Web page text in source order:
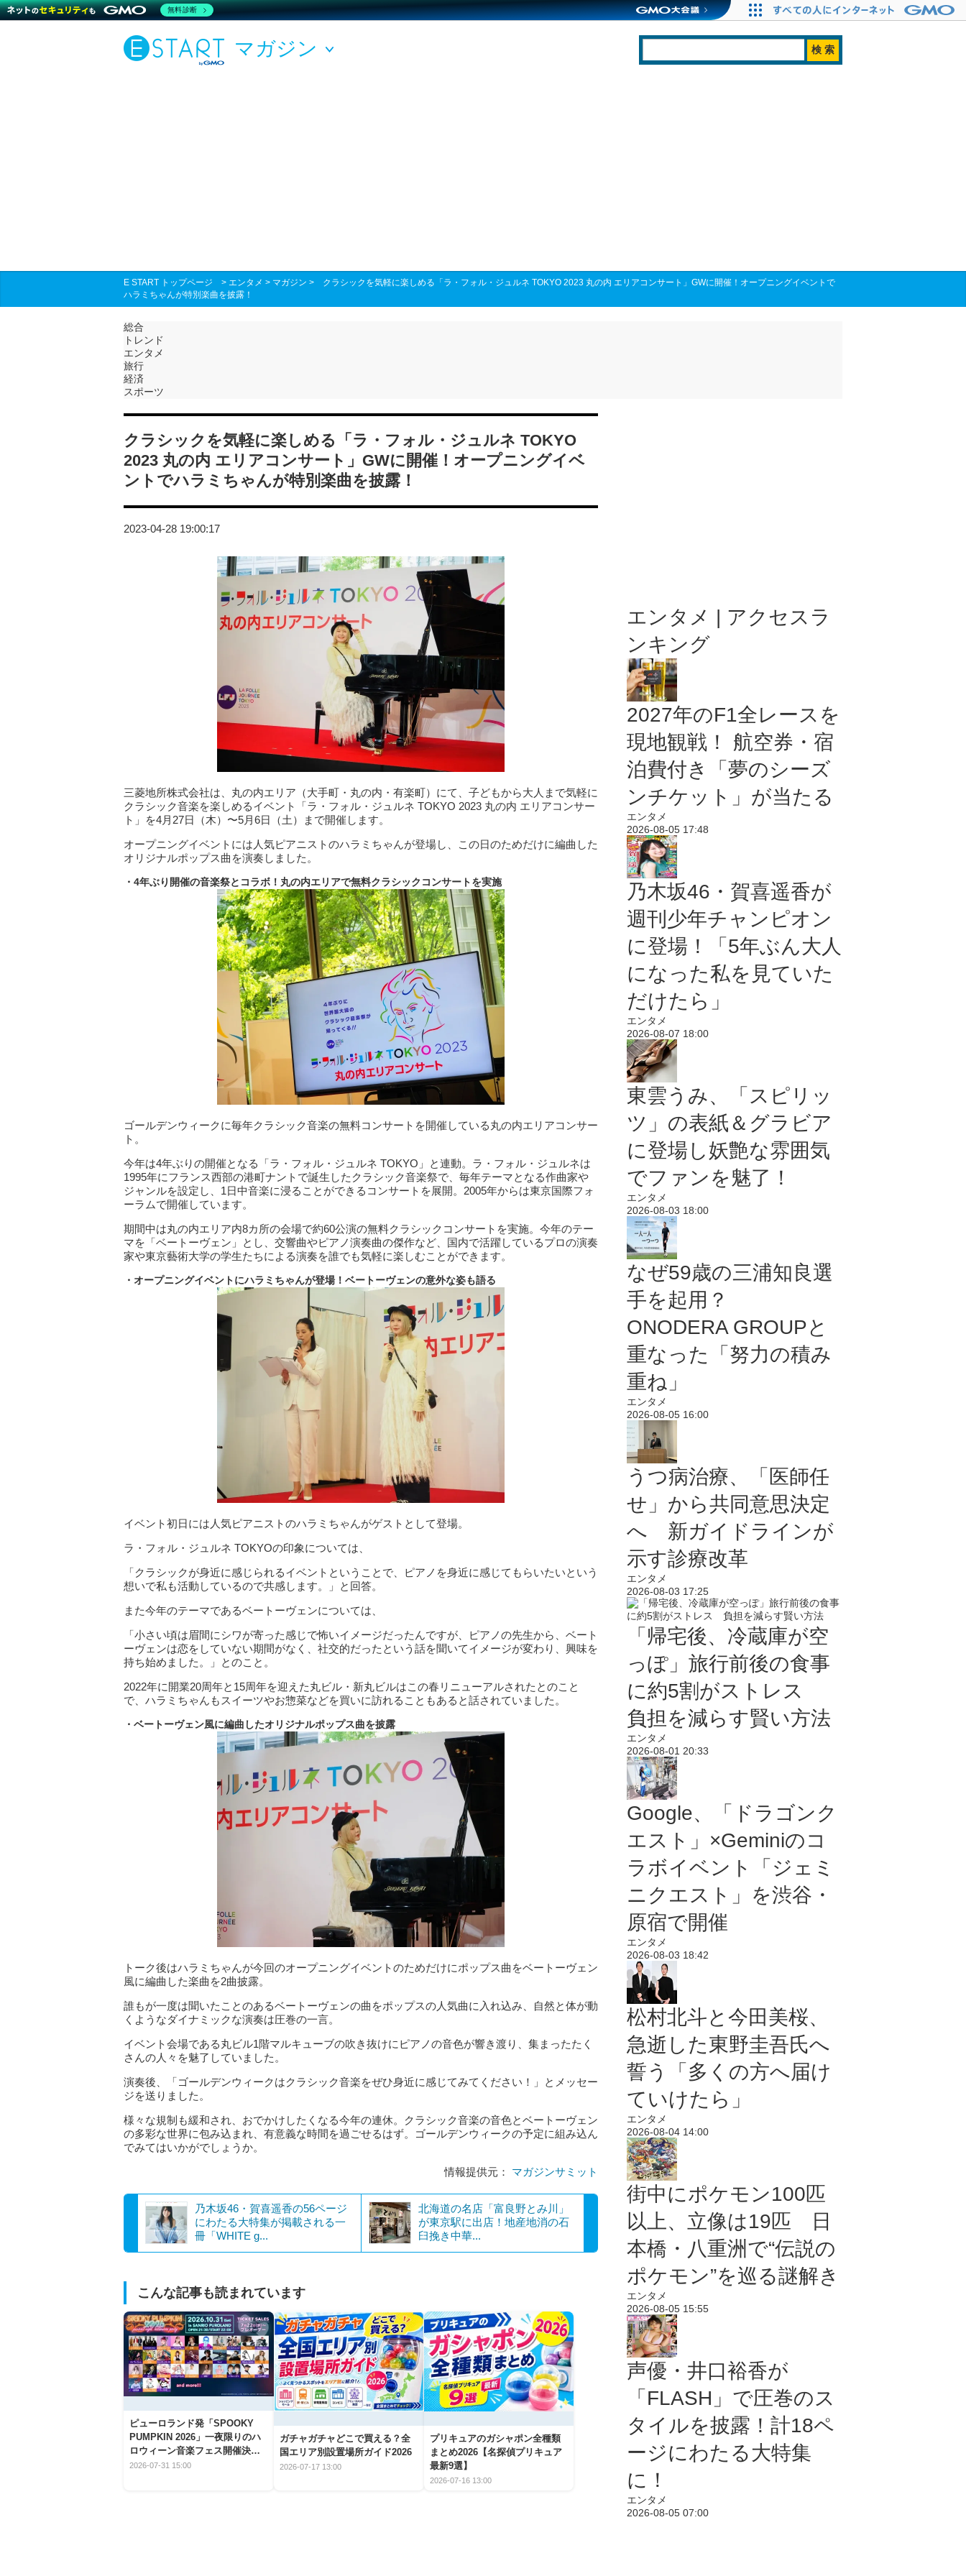
マガジン
E START トップページ > エンタメ > マガジン > クラシックを気軽に楽しめる「ラ・フォル・ジュルネ TOKYO 2023 丸の内 エリアコンサート」GWに開催！オープニングイベントで
ハラミちゃんが特別楽曲を披露！
総合
トレンド
エンタメ
旅行
経済
スポーツ
クラシックを気軽に楽しめる「ラ・フォル・ジュルネ TOKYO
2023 丸の内 エリアコンサート」GWに開催！オープニングイベ
ントでハラミちゃんが特別楽曲を披露！
2023-04-28 19:00:17
三菱地所株式会社は、丸の内エリア（大手町・丸の内・有楽町）にて、子どもから大人まで気軽に
クラシック音楽を楽しめるイベント「ラ・フォル・ジュルネ TOKYO 2023 丸の内 エリアコンサー
ト」を4月27日（木）〜5月6日（土）まで開催します。
オープニングイベントには人気ピアニストのハラミちゃんが登場し、この日のためだけに編曲した
オリジナルポップス曲を演奏しました。
・4年ぶり開催の音楽祭とコラボ！丸の内エリアで無料クラシックコンサートを実施
ゴールデンウィークに毎年クラシック音楽の無料コンサートを開催している丸の内エリアコンサー
ト。
今年は4年ぶりの開催となる「ラ・フォル・ジュルネ TOKYO」と連動。ラ・フォル・ジュルネは
1995年にフランス西部の港町ナントで誕生したクラシック音楽祭で、毎年テーマとなる作曲家や
ジャンルを設定し、1日中音楽に浸ることができるコンサートを展開。2005年からは東京国際フォ
ーラムで開催しています。
期間中は丸の内エリア内8カ所の会場で約60公演の無料クラシックコンサートを実施。今年のテー
マを「ベートーヴェン」とし、交響曲やピアノ演奏曲の傑作など、国内で活躍しているプロの演奏
家や東京藝術大学の学生たちによる演奏を誰でも気軽に楽しむことができます。
・オープニングイベントにハラミちゃんが登場！ベートーヴェンの意外な姿も語る
イベント初日には人気ピアニストのハラミちゃんがゲストとして登場。
ラ・フォル・ジュルネ TOKYOの印象については、
「クラシックが身近に感じられるイベントということで、ピアノを身近に感じてもらいたいという
想いで私も活動しているので共感します。」と回答。
また今年のテーマであるベートーヴェンについては、
「小さい頃は眉間にシワが寄った感じで怖いイメージだったんですが、ピアノの先生から、ベート
ーヴェンは恋をしていない期間がなく、社交的だったという話を聞いてイメージが変わり、興味を
持ち始めました。」とのこと。
2022年に開業20周年と15周年を迎えた丸ビル・新丸ビルはこの春リニューアルされたとのこと
で、ハラミちゃんもスイーツやお惣菜などを買いに訪れることもあると話されていました。
・ベートーヴェン風に編曲したオリジナルポップス曲を披露
トーク後はハラミちゃんが今回のオープニングイベントのためだけにポップス曲をベートーヴェン
風に編曲した楽曲を2曲披露。
誰もが一度は聞いたことのあるベートーヴェンの曲をポップスの人気曲に入れ込み、自然と体が動
くようなダイナミックな演奏は圧巻の一言。
イベント会場である丸ビル1階マルキューブの吹き抜けにピアノの音色が響き渡り、集まったたく
さんの人々を魅了していました。
演奏後、「ゴールデンウィークはクラシック音楽をぜひ身近に感じてみてください！」とメッセー
ジを送りました。
様々な規制も緩和され、おでかけしたくなる今年の連休。クラシック音楽の音色とベートーヴェン
の多彩な世界に包み込まれ、有意義な時間を過ごせるはず。ゴールデンウィークの予定に組み込ん
でみてはいかがでしょうか。
情報提供元： マガジンサミット
乃木坂46・賀喜遥香の56ページ
にわたる大特集が掲載される一
冊「WHITE g...
北海道の名店「富良野とみ川」
が東京駅に出店！地産地消の石
臼挽き中華...
こんな記事も読まれています
ピューロランド発「SPOOKY
PUMPKIN 2026」一夜限りのハ
ロウィーン音楽フェス開催決
定！
2026-07-31 15:00
ガチャガチャどこで買える？全
国エリア別設置場所ガイド2026
2026-07-17 13:00
プリキュアのガシャポン全種類
まとめ2026【名探偵プリキュア
最新9選】
2026-07-16 13:00
エンタメ | アクセスラ
ンキング
2027年のF1全レースを
現地観戦！ 航空券・宿
泊費付き「夢のシーズ
ンチケット」が当たる
エンタメ
2026-08-05 17:48
乃木坂46・賀喜遥香が
週刊少年チャンピオン
に登場！「5年ぶん大人
になった私を見ていた
だけたら」
エンタメ
2026-08-07 18:00
東雲うみ、「スピリッ
ツ」の表紙＆グラビア
に登場し妖艶な雰囲気
でファンを魅了！
エンタメ
2026-08-03 18:00
なぜ59歳の三浦知良選
手を起用？
ONODERA GROUPと
重なった「努力の積み
重ね」
エンタメ
2026-08-05 16:00
うつ病治療、「医師任
せ」から共同意思決定
へ 新ガイドラインが
示す診療改革
エンタメ
2026-08-03 17:25
「帰宅後、冷蔵庫が空
っぽ」旅行前後の食事
に約5割がストレス
負担を減らす賢い方法
エンタメ
2026-08-01 20:33
Google、「ドラゴンク
エスト」×Geminiのコ
ラボイベント「ジェミ
ニクエスト」を渋谷・
原宿で開催
エンタメ
2026-08-03 18:42
松村北斗と今田美桜、
急逝した東野圭吾氏へ
誓う「多くの方へ届け
ていけたら」
エンタメ
2026-08-04 14:00
街中にポケモン100匹
以上、立像は19匹 日
本橋・八重洲で“伝説の
ポケモン”を巡る謎解き
エンタメ
2026-08-05 15:55
声優・井口裕香が
「FLASH」で圧巻のス
タイルを披露！計18ペ
ージにわたる大特集
に！
エンタメ
2026-08-05 07:00
無料診断